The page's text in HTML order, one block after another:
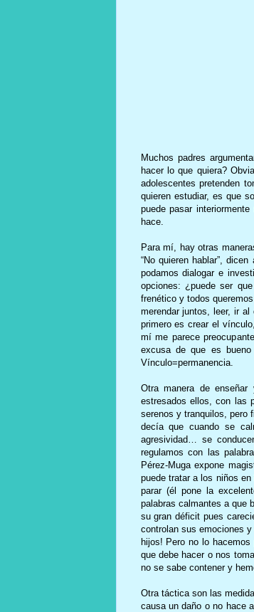
Muchos padres
hacer lo que quiera?
adolescentes pretenden
quieren estudiar, es que
puede pasar
hace.
Para mí, hay otras
“No quieren hablar”,
podamos dialogar e
opciones: ¿puede ser
frenético y todos
merendar juntos, leer, ir
primero es crear el
mí me parece
excusa de que es
Vínculo=permanencia.
Otra manera de
estresados ellos, con las
serenos y tranquilos, pero
decía que cuando se
agresividad… se
regulamos con las
Pérez-Muga expone
puede tratar a los niños
parar (él pone la
palabras calmantes a que
su gran déficit pues
controlan sus emociones
hijos! Pero no lo hacemos
que debe hacer o nos
no se sabe contener y
Otra táctica son las
causa un daño o no hace